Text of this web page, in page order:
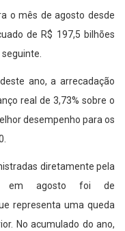
o mês de agosto desde
de R$ 197,5 bilhões
ano, a arrecadação
real de 3,73% sobre o
desempenho para os
diretamente pela
em agosto foi de
representa uma queda
No acumulado do ano,